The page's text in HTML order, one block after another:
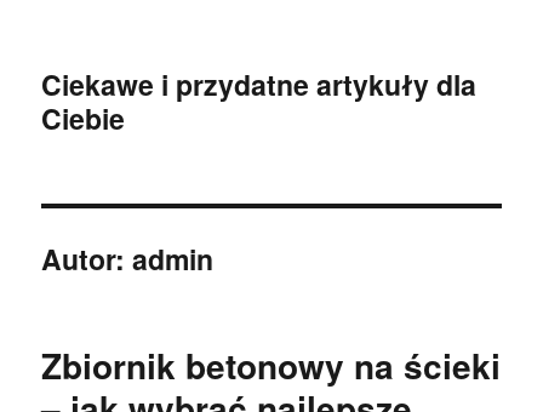
Ciekawe i przydatne artykuły dla
Ciebie
Autor:admin
Zbiornik betonowy na ścieki